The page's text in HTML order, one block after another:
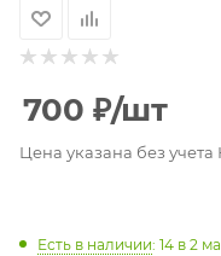
700 ₽/шт
Цена указана без
Есть в наличии: 14 в 2